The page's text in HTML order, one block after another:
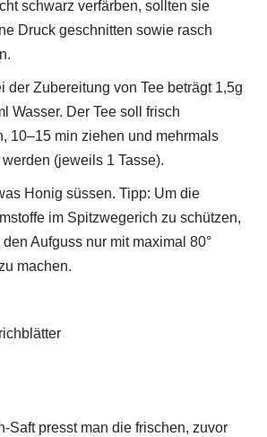
schwarz verfärben, sollten sie
Druck geschnitten sowie rasch
der Zubereitung von Tee beträgt 1,5g
Wasser. Der Tee soll frisch
10–15 min ziehen und mehrmals
(jeweils 1 Tasse).
Honig süssen. Tipp: Um die
im Spitzwegerich zu schützen,
Aufguss nur mit maximal 80°
machen.
Saft presst man die frischen, zuvor